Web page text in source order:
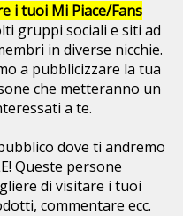
i tuoi Mi Piace/Fans
gruppi sociali e siti ad
in diverse nicchie.
a pubblicizzare la tua
che metteranno un
a te.
dove ti andremo
Queste persone
di visitare i tuoi
commentare ecc.